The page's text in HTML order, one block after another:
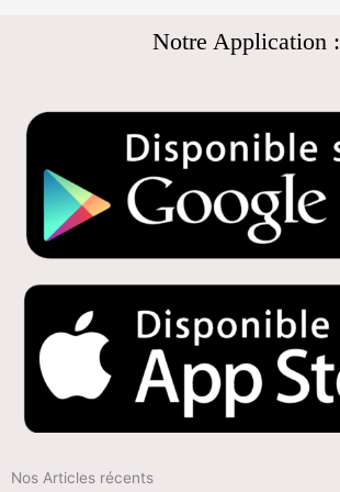
Notre Application :
Nos Articles récents